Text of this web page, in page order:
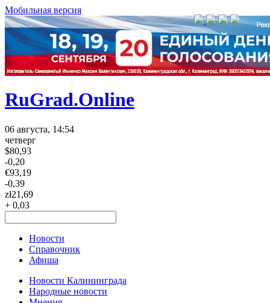
Мобильная версия
RuGrad.Online
06 августа, 14:54
четверг
$80,93
-0,20
€93,19
-0,39
zł21,69
+ 0,03
Новости
Справочник
Афиша
Новости Калининграда
Народные новости